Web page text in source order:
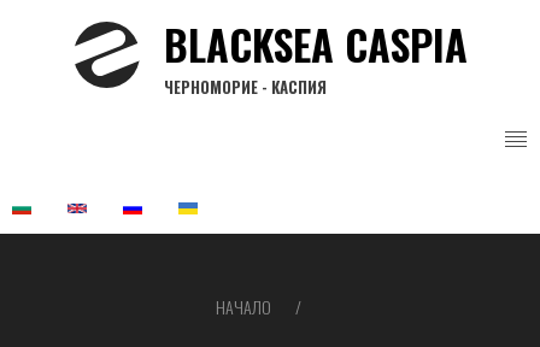
BLACKSEA CASPIA
ЧЕРНОМОРИЕ - КАСПИЯ
НАЧАЛО